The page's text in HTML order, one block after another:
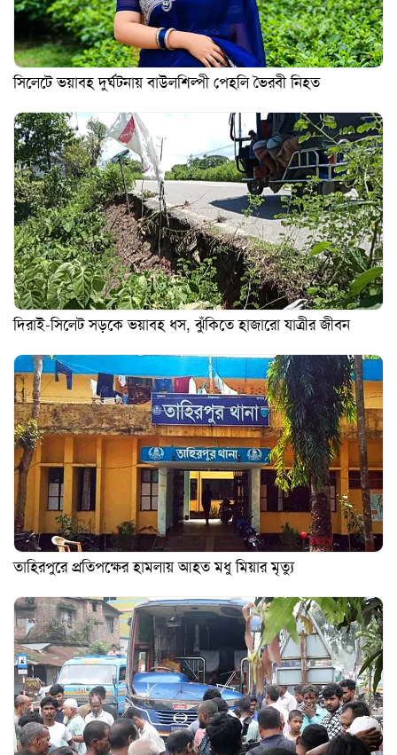
সিলেটে ভয়াবহ দুর্ঘটনায় বাউলশিল্পী পেহলি ভৈরবী নিহত
দিরাই-সিলেট সড়কে ভয়াবহ ধস, ঝুঁকিতে হাজারো যাত্রীর জীবন
তাহিরপুরে প্রতিপক্ষের হামলায় আহত মধু মিয়ার মৃত্যু